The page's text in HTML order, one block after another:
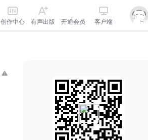
创作中心 有声出版 开通会员 客户端